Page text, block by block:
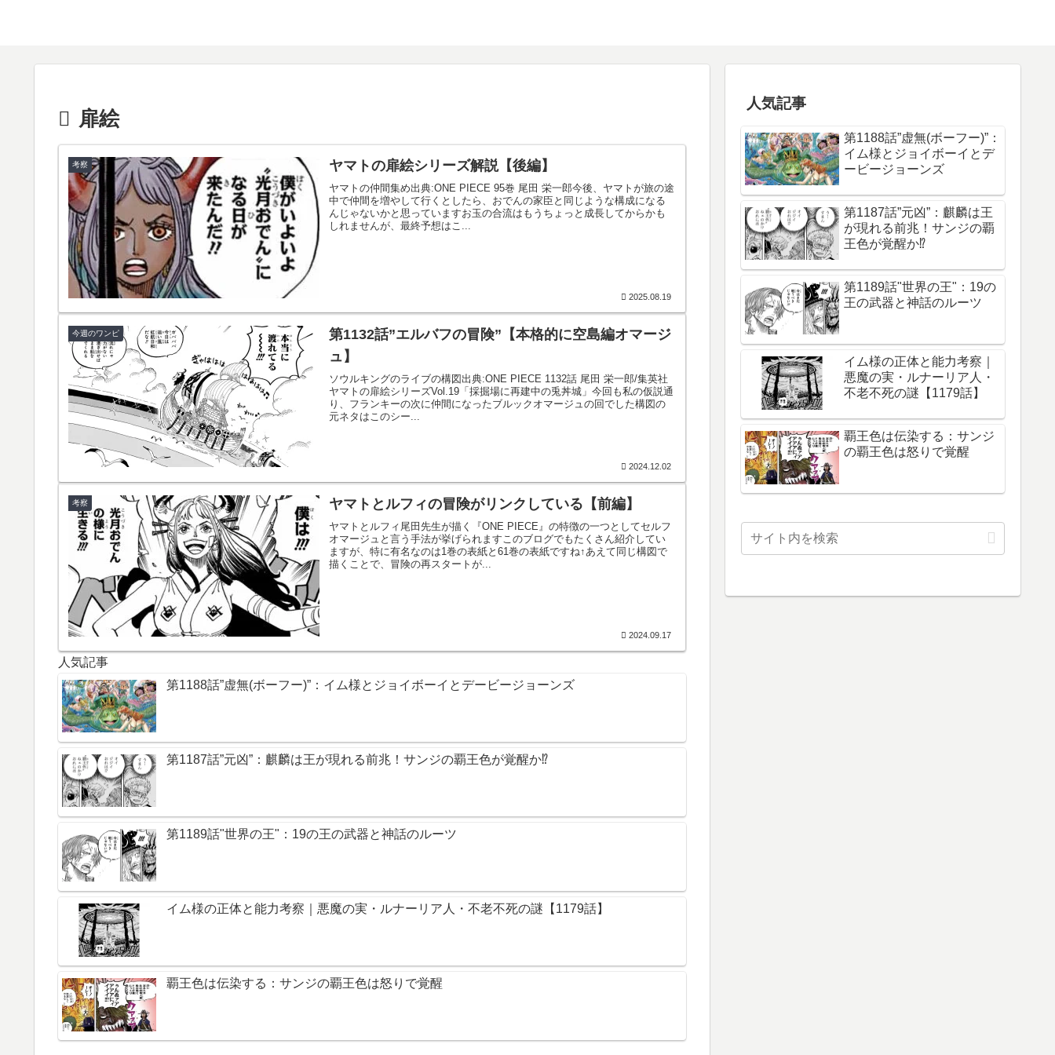
扉絵
考察 ヤマトの扉絵シリーズ解説【後編】
ヤマトの仲間集め出典:ONE PIECE 95巻 尾田 栄一郎今後、ヤマトが旅の途
中で仲間を増やして行くとしたら、おでんの家臣と同じような構成になる
んじゃないかと思っていますお玉の合流はもうちょっと成長してからかも
しれませんが、最終予想はこ...
2025.08.19
今週のワンピ
第1132話”エルバフの冒険”【本格的に空島編オマージ
ュ】
ソウルキングのライブの構図出典:ONE PIECE 1132話 尾田 栄一郎/集英社
ヤマトの扉絵シリーズVol.19「採掘場に再建中の兎丼城」今回も私の仮説通
り、フランキーの次に仲間になったブルックオマージュの回でした構図の
元ネタはこのシー...
2024.12.02
考察 ヤマトとルフィの冒険がリンクしている【前編】
ヤマトとルフィ尾田先生が描く『ONE PIECE』の特徴の一つとしてセルフ
オマージュと言う手法が挙げられますこのブログでもたくさん紹介してい
ますが、特に有名なのは1巻の表紙と61巻の表紙ですね↑あえて同じ構図で
描くことで、冒険の再スタートが...
2024.09.17
人気記事
第1188話”虚無(ボーフー)”：イム様とジョイボーイとデービージョーンズ
第1187話”元凶”：麒麟は王が現れる前兆！サンジの覇王色が覚醒か⁉︎
第1189話"世界の王"：19の王の武器と神話のルーツ
イム様の正体と能力考察｜悪魔の実・ルナーリア人・不老不死の謎【1179話】
覇王色は伝染する：サンジの覇王色は怒りで覚醒
人気記事
第1188話”虚無(ボーフー)”：
イム様とジョイボーイとデ
ービージョーンズ
第1187話”元凶”：麒麟は王
が現れる前兆！サンジの覇
王色が覚醒か⁉︎
第1189話"世界の王"：19の
王の武器と神話のルーツ
イム様の正体と能力考察｜
悪魔の実・ルナーリア人・
不老不死の謎【1179話】
覇王色は伝染する：サンジ
の覇王色は怒りで覚醒